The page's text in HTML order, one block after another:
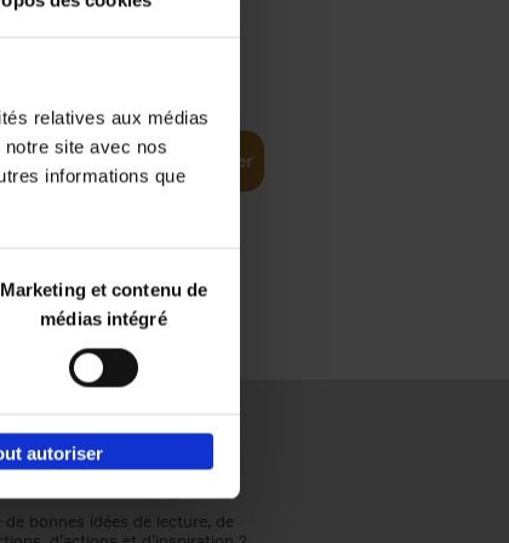
relatives aux médias
site avec nos
informations que
Marketing et contenu de
médias intégré
autoriser
Ajouter au panier
de bonnes idées de lecture, de